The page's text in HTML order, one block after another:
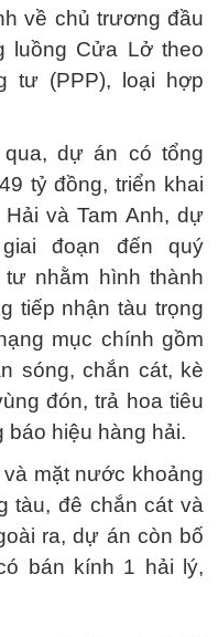
về chủ trương đầu
Cửa Lở theo
tư (PPP), loại hợp
dự án có tổng
tỷ đồng, triển khai
và Tam Anh, dự
đoạn đến quý
nhằm hình thành
tiếp nhận tàu trọng
mục chính gồm
sóng, chắn cát, kè
đón, trả hoa tiêu
báo hiệu hàng hải.
mặt nước khoảng
tàu, đê chắn cát và
ra, dự án còn bố
bán kính 1 hải lý,